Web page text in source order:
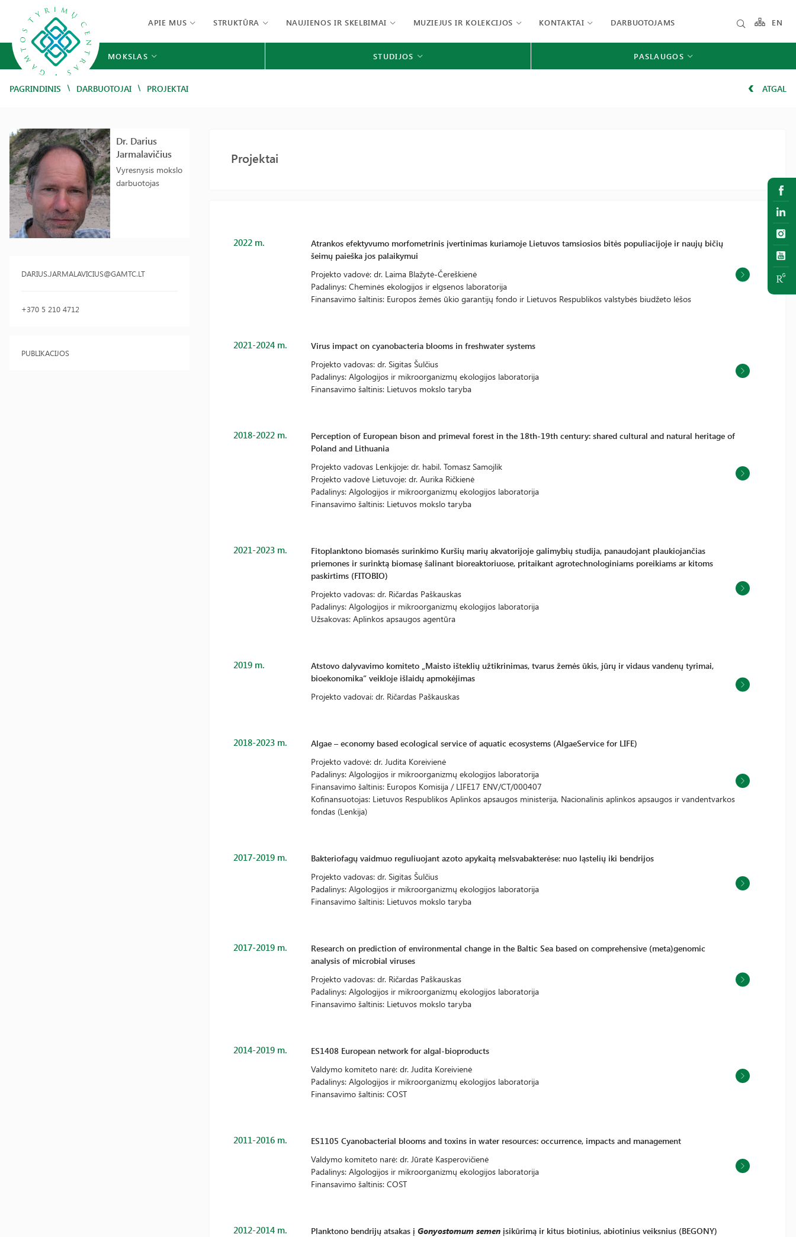
APIE MUS STRUKTŪRA NAUJIENOS IR SKELBIMAI MUZIEJUS IR KOLEKCIJOS KONTAKTAI DARBUOTOJAMS EN
MOKSLAS STUDIJOS PASLAUGOS
PAGRINDINIS / DARBUOTOJAI / PROJEKTAI ATGAL
Dr. Darius
Jarmalavičius
Vyresnysis mokslo
darbuotojas
DARIUS.JARMALAVICIUS@GAMTC.LT
+370 5 210 4712
PUBLIKACIJOS
Projektai
2022 m.
Atrankos efektyvumo morfometrinis įvertinimas kuriamoje Lietuvos tamsiosios bitės populiacijoje ir naujų bičių
šeimų paieška jos palaikymui
Projekto vadovė: dr. Laima Blažytė-Čereškienė
Padalinys: Cheminės ekologijos ir elgsenos laboratorija
Finansavimo šaltinis: Europos žemės ūkio garantijų fondo ir Lietuvos Respublikos valstybės biudžeto lėšos
2021-2024 m.
Virus impact on cyanobacteria blooms in freshwater systems
Projekto vadovas: dr. Sigitas Šulčius
Padalinys: Algologijos ir mikroorganizmų ekologijos laboratorija
Finansavimo šaltinis: Lietuvos mokslo taryba
2018-2022 m.
Perception of European bison and primeval forest in the 18th-19th century: shared cultural and natural heritage of
Poland and Lithuania
Projekto vadovas Lenkijoje: dr. habil. Tomasz Samojlik
Projekto vadovė Lietuvoje: dr. Aurika Ričkienė
Padalinys: Algologijos ir mikroorganizmų ekologijos laboratorija
Finansavimo šaltinis: Lietuvos mokslo taryba
2021-2023 m.
Fitoplanktono biomasės surinkimo Kuršių marių akvatorijoje galimybių studija, panaudojant plaukiojančias
priemones ir surinktą biomasę šalinant bioreaktoriuose, pritaikant agrotechnologiniams poreikiams ar kitoms
paskirtims (FITOBIO)
Projekto vadovas: dr. Ričardas Paškauskas
Padalinys: Algologijos ir mikroorganizmų ekologijos laboratorija
Užsakovas: Aplinkos apsaugos agentūra
2019 m.
Atstovo dalyvavimo komiteto „Maisto išteklių užtikrinimas, tvarus žemės ūkis, jūrų ir vidaus vandenų tyrimai,
bioekonomika“ veikloje išlaidų apmokėjimas
Projekto vadovai: dr. Ričardas Paškauskas
2018-2023 m.
Algae – economy based ecological service of aquatic ecosystems (AlgaeService for LIFE)
Projekto vadovė: dr. Judita Koreivienė
Padalinys: Algologijos ir mikroorganizmų ekologijos laboratorija
Finansavimo šaltinis: Europos Komisija / LIFE17 ENV/CT/000407
Kofinansuotojas: Lietuvos Respublikos Aplinkos apsaugos ministerija, Nacionalinis aplinkos apsaugos ir vandentvarkos
fondas (Lenkija)
2017-2019 m.
Bakteriofagų vaidmuo reguliuojant azoto apykaitą melsvabakterėse: nuo ląstelių iki bendrijos
Projekto vadovas: dr. Sigitas Šulčius
Padalinys: Algologijos ir mikroorganizmų ekologijos laboratorija
Finansavimo šaltinis: Lietuvos mokslo taryba
2017-2019 m.
Research on prediction of environmental change in the Baltic Sea based on comprehensive (meta)genomic
analysis of microbial viruses
Projekto vadovas: dr. Ričardas Paškauskas
Padalinys: Algologijos ir mikroorganizmų ekologijos laboratorija
Finansavimo šaltinis: Lietuvos mokslo taryba
2014-2019 m.
ES1408 European network for algal-bioproducts
Valdymo komiteto narė: dr. Judita Koreivienė
Padalinys: Algologijos ir mikroorganizmų ekologijos laboratorija
Finansavimo šaltinis: COST
2011-2016 m.
ES1105 Cyanobacterial blooms and toxins in water resources: occurrence, impacts and management
Valdymo komiteto narė: dr. Jūratė Kasperovičienė
Padalinys: Algologijos ir mikroorganizmų ekologijos laboratorija
Finansavimo šaltinis: COST
2012-2014 m. Planktono bendrijų atsakas į Gonyostomum semenįsikūrimą ir kitus biotinius, abiotinius veiksnius (BEGONY)